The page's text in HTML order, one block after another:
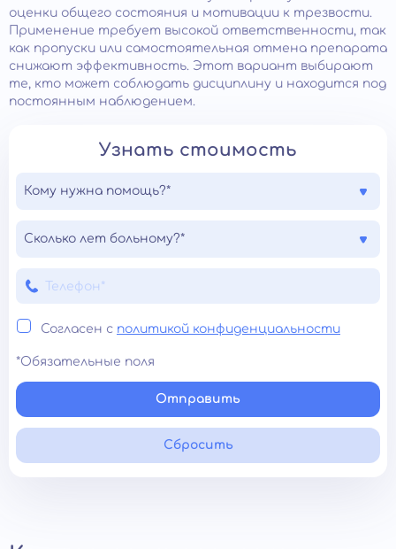
оценки общего состояния и мотивации к трезвости.
Применение требует высокой ответственности, так
как пропуски или самостоятельная отмена препарата
снижают эффективность. Этот вариант выбирают
те, кто может соблюдать дисциплину и находится под
постоянным наблюдением.
Узнать стоимость
Кому нужна помощь?*
Сколько лет больному?*
Согласен с политикой конфиденциальности
*Обязательные поля
Отправить
Сбросить